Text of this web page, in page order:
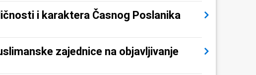
i karaktera Časnog Poslanika
zajednice na objavljivanje